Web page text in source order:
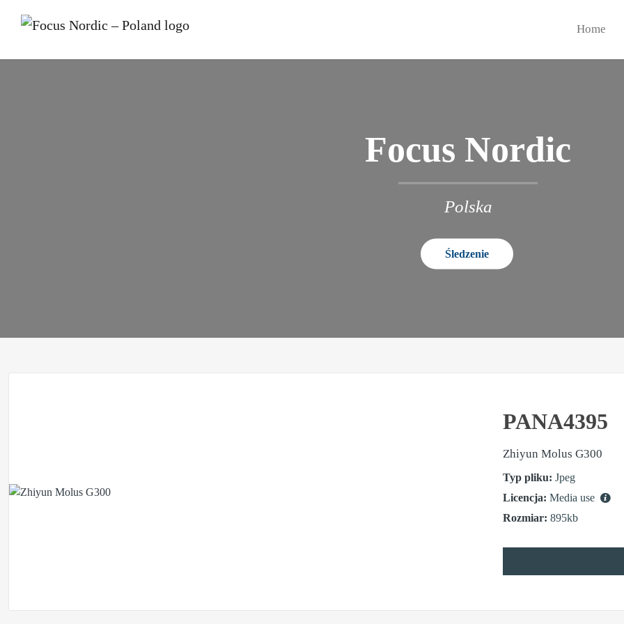
Home
Focus Nordic
Polska
Śledzenie
PANA4395
Zhiyun Molus G300
Typ pliku: Jpeg
Licencja: Media use
Rozmiar: 895kb